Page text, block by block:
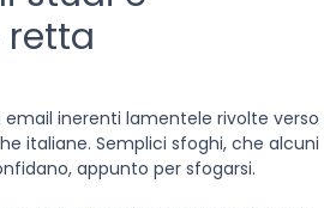
inerenti lamentele rivolte verso
italiane. Semplici sfoghi, che alcuni
appunto per sfogarsi.